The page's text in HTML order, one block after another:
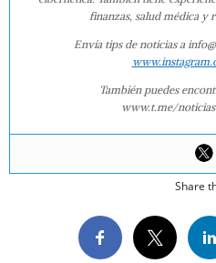
finanzas, salud médica y
Envía tips de noticias a
También puedes
www.t.me/
Share